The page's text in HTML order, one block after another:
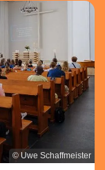
© Uwe Schaffmeister